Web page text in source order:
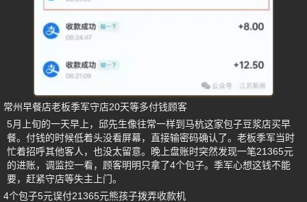
常州早餐店老板季军守店20天等多付钱顾客
5月上旬的一天早上，邱先生像往常一样到马杭这家包子豆浆店买早
餐。付钱的时候低着头没看屏幕，直接输密码确认了。老板季军当时
忙着招呼其他客人，也没太留意。晚上盘账时突然发现一笔21365元
的进账，调监控一看，顾客明明只拿了4个包子。季军心想这钱不能
要，赶紧守店等失主上门。
4个包子5元误付21365元熊孩子拨弄收款机